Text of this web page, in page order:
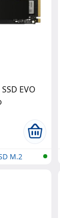
EVO
M.2